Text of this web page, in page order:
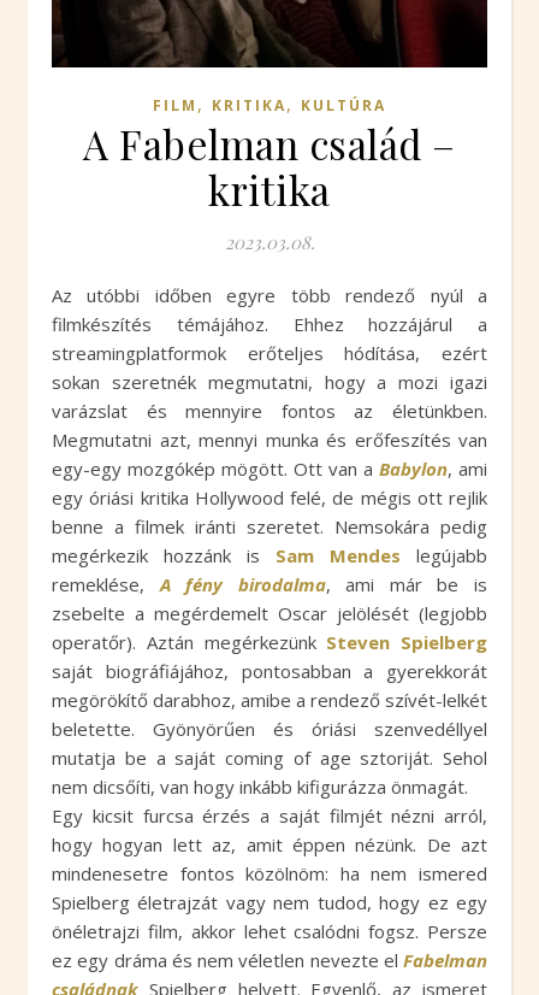
FILM , KRITIKA, KULTÚRA
A Fabelman család –
kritika
2023.03.08.
Az utóbbi időben egyre több rendező nyúl a
filmkészítés témájához. Ehhez hozzájárul a
streamingplatformok erőteljes hódítása, ezért
sokan szeretnék megmutatni, hogy a mozi igazi
varázslat és mennyire fontos az életünkben.
Megmutatni azt, mennyi munka és erőfeszítés van
egy-egy mozgókép mögött. Ott van a Babylon, ami
egy óriási kritika Hollywood felé, de mégis ott rejlik
benne a filmek iránti szeretet. Nemsokára pedig
megérkezik hozzánk is Sam Mendes legújabb
remeklése,A fény birodalma, ami már be is
zsebelte a megérdemelt Oscar jelölését (legjobb
operatőr). Aztán megérkezünk Steven Spielberg
saját biográfiájához, pontosabban a gyerekkorát
megörökítő darabhoz, amibe a rendező szívét-lelkét
beletette. Gyönyörűen és óriási szenvedéllyel
mutatja be a saját coming of age sztoriját. Sehol
nem dicsőíti, van hogy inkább kifigurázza önmagát.
Egy kicsit furcsa érzés a saját filmjét nézni arról,
hogy hogyan lett az, amit éppen nézünk. De azt
mindenesetre fontos közölnöm: ha nem ismered
Spielberg életrajzát vagy nem tudod, hogy ez egy
önéletrajzi film, akkor lehet csalódni fogsz. Persze
ez egy dráma és nem véletlen nevezte el Fabelman
családnak Spielberg helyett. Egyenlő, az ismeret